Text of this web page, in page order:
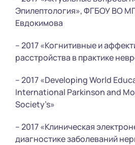
Эпилептология», ФГБОУ ВО
Евдокимова
– 2017 «Когнитивные и
расстройства в практике
– 2017 «Developing World
International Parkinson and
Society’s»
– 2017 «Клиническая
диагностике заболеваний